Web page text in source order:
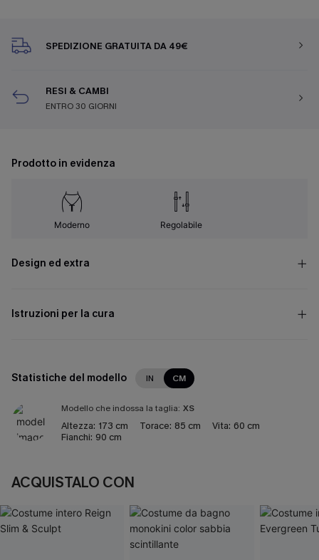
SPEDIZIONE GRATUITA DA 49€
RESI & CAMBI
ENTRO 30 GIORNI
Prodotto in evidenza
Moderno Regolabile
Design ed extra
Istruzioni per la cura
Statistiche del modello IN CM
Modello che indossa la taglia: XS
Altezza: 173 cm Torace: 85 cm Vita: 60 cm
Fianchi: 90 cm
ACQUISTALO CON